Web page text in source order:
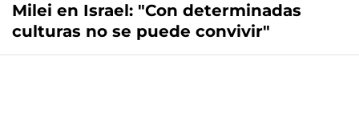
Milei en Israel: "Con determinadas
culturas no se puede convivir"